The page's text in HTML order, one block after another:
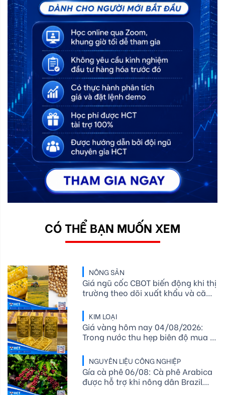
CÓ THỂ BẠN MUỐN XEM
NÔNG SẢN
Giá ngũ cốc CBOT biến động khi thị
trường theo dõi xuất khẩu và căng
KIM LOẠI
Giá vàng hôm nay 04/08/2026:
Trong nước thu hẹp biên độ mua -
4.050 USD/ounce
NGUYÊN LIỆU CÔNG NGHIỆP
Gía cà phê 06/08: Cà phê Arabica
được hỗ trợ khi nông dân Brazil